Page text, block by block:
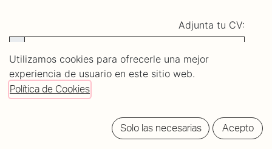
Adjunta tu CV:
Enviar
Utilizamos cookies para ofrecerle una mejor
experiencia de usuario en este sitio web.
Política de Cookies
Solo las necesarias Acepto